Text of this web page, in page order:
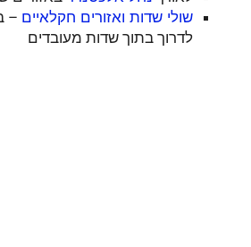
שולי שדות ואזורים חקלאיים –
לדרוך בתוך שדות מעובדים